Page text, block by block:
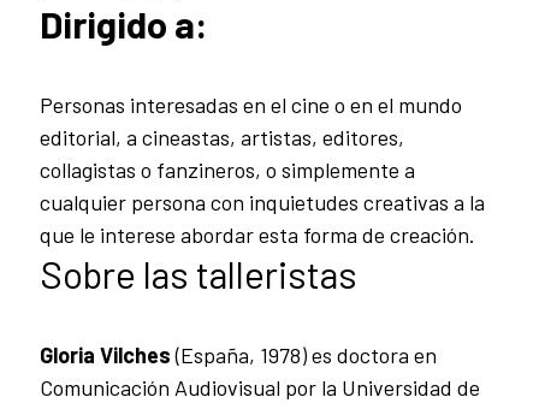
Dirigido a:
Personas interesadas en el cine o en el mundo
editorial, a cineastas, artistas, editores,
collagistas o fanzineros, o simplemente a
cualquier persona con inquietudes creativas a la
que le interese abordar esta forma de creación.
Sobre las talleristas
Gloria Vilches(España, 1978) es doctora en
Comunicación Audiovisual por la Universidad de